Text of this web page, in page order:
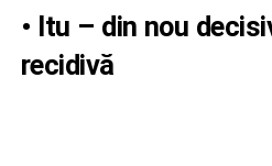
• Itu – din nou
recidivă